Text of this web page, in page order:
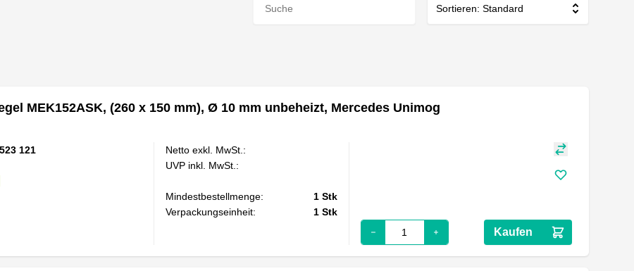
Sortieren: Standard
MEK152ASK, (260 x 150 mm), Ø 10 mm unbeheizt, Mercedes Unimog
121
Netto exkl. MwSt.:
UVP inkl. MwSt.:
Mindestbestellmenge: 1 Stk
Verpackungseinheit:
1 Stk
Kaufen